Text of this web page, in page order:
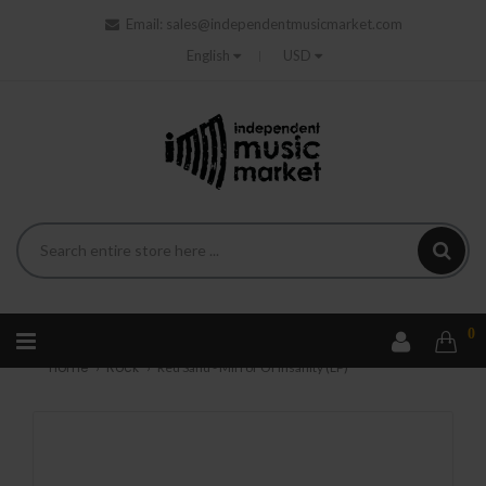
Email:
sales@independentmusicmarket.com
English
USD
0
Home Rock Red Sand - Mirror Of Insanity (LP)